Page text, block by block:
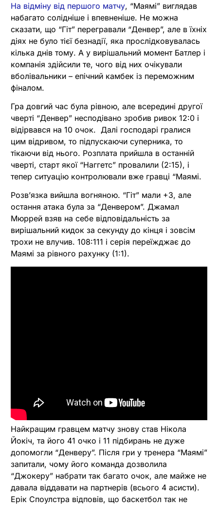
На відміну від першого матчу, “Маямі” виглядав
набагато солідніше і впевненіше. Не можна
сказати, що “Гіт” перегравали “Денвер”, але в їхніх
діях не було тієї безнадії, яка прослідковувалась
кілька днів тому. А у вирішальний момент Батлер і
компанія здійсили те, чого від них очікували
вболівальники – епічний камбек із переможним
фіналом.
Гра довгий час була рівною, але всередині другої
чверті “Денвер” несподівано зробив ривок 12:0 і
відірвався на 10 очок. Далі господарі гралися
цим відривом, то підпускаючи суперника, то
тікаючи від нього. Розплата прийшла в останній
чверті, старт якої “Наггетс” провалили (2:15), і
тепер ситуацію контролювали вже гравці “Маямі.
Розв’язка вийшла вогняною. “Гіт” мали +3, але
остання атака була за “Денвером”. Джамал
Мюррей взяв на себе відповідальність за
вирішальний кидок за секунду до кінця і зовсім
трохи не влучив. 108:111 і серія переїжджає до
Маямі за рівного рахунку (1:1).
Найкращим гравцем матчу знову став Нікола
Йокіч, та його 41 очко і 11 підбирань не дуже
допомогли “Денверу”. Після гри у тренера “Маямі”
запитали, чому його команда дозволила
“Джокеру” набрати так багато очок, але майже не
давала віддавати на партнерів (всього 4 асисти).
Ерік Споулстра відповів, що баскетбол так не